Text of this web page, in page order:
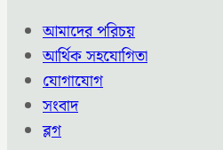
আমাদের পরিচয়
আর্থিক সহযোগিতা
যোগাযোগ
সংবাদ
ব্লগ